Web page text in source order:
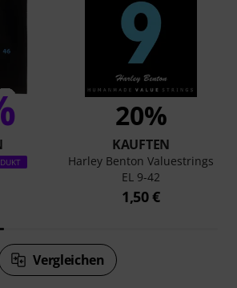
20%
KAUFTEN
Harley Benton Valuestrings
EL 9-42
1,50 €
Vergleichen